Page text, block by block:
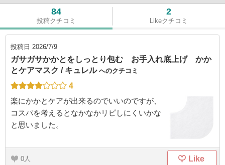
84
投稿クチコミ
2
Likeクチコミ
投稿日 2026/7/9
ガサガサかかとをしっとり包む お手入れ底上げ かか
とケアマスク / キュレル へのクチコミ
4
楽にかかとケアが出来るのでいいのですが、
コスパを考えるとなかなかリピしにくいかな
と思いました。
0 Like